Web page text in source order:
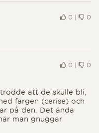
0 | 0
0 | 0
att de skulle bli,
färgen (cerise) och
på den. Det ända
man gnuggar